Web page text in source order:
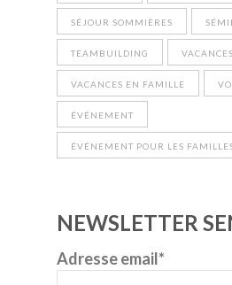
SÉJOUR SOMMIÈRES
TEAMBUILDING
VACANCES EN FAMILLE
ÉVÉNEMENT
ÉVÉNEMENT POUR LES
NEWSLETTER
Adresse email*